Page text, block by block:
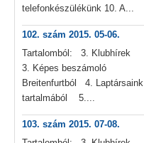
telefonkészülékünk 10. A...
102. szám 2015. 05-06.
Tartalomból: 3. Klubhírek
3. Képes beszámoló
Breitenfurtból 4. Laptársaink
tartalmából 5....
103. szám 2015. 07-08.